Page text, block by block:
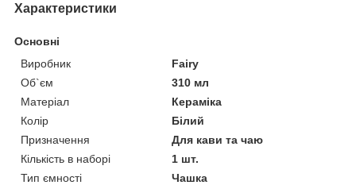
Характеристики
Основні
Виробник
Fairy
Об`єм
310 мл
Матеріал
Кераміка
Колір
Білий
Призначення
Для кави та чаю
Кількість в наборі
1 шт.
Тип ємності
Чашка